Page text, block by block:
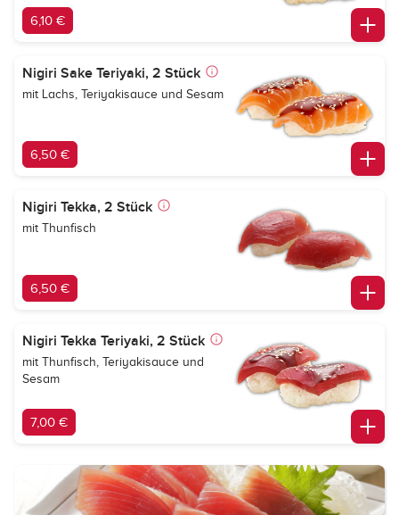
6,10 €
Nigiri Sake Teriyaki, 2 Stück
mit Lachs, Teriyakisauce und Sesam
6,50 €
Nigiri Tekka, 2 Stück
mit Thunfisch
6,50 €
Nigiri Tekka Teriyaki, 2 Stück
mit Thunfisch, Teriyakisauce und
Sesam
7,00 €